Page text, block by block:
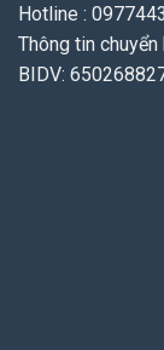
Hotline :
Thông tin chuyển
BIDV: